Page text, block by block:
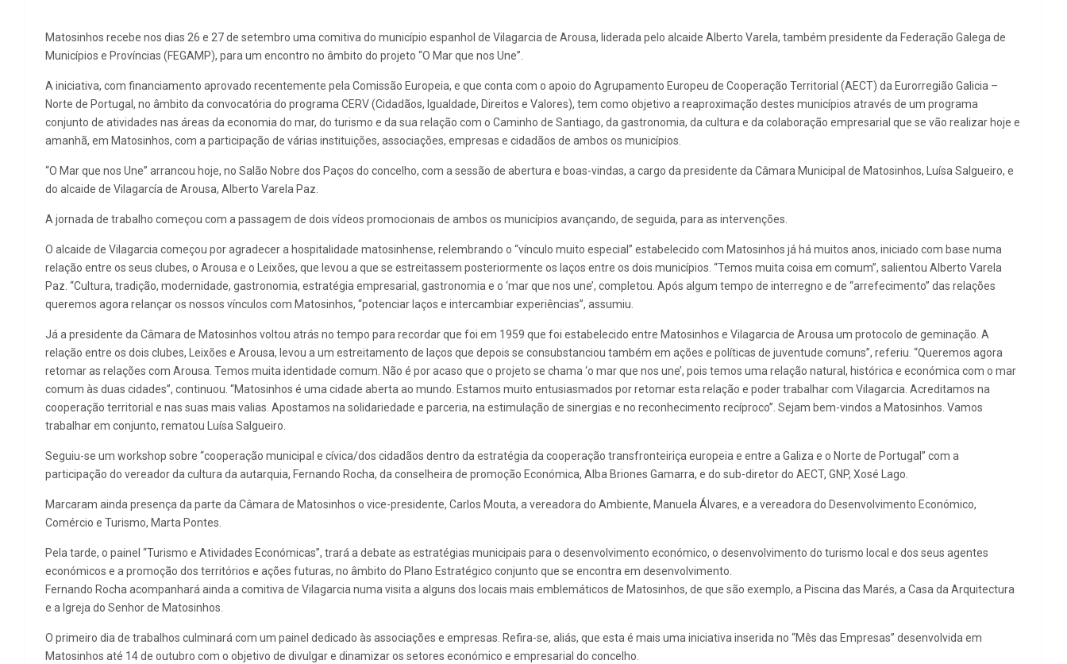
Matosinhos recebe nos dias 26 e 27 de setembro uma comitiva do município espanhol de Vilagarcia de Arousa, liderada pelo alcaide Alberto Varela, também presidente da Federação Galega de
Municípios e Províncias (FEGAMP), para um encontro no âmbito do projeto “O Mar que nos Une”.
A iniciativa, com financiamento aprovado recentemente pela Comissão Europeia, e que conta com o apoio do Agrupamento Europeu de Cooperação Territorial (AECT) da Eurorregião Galicia –
Norte de Portugal, no âmbito da convocatória do programa CERV (Cidadãos, Igualdade, Direitos e Valores), tem como objetivo a reaproximação destes municípios através de um programa
conjunto de atividades nas áreas da economia do mar, do turismo e da sua relação com o Caminho de Santiago, da gastronomia, da cultura e da colaboração empresarial que se vão realizar hoje e
amanhã, em Matosinhos, com a participação de várias instituições, associações, empresas e cidadãos de ambos os municípios.
“O Mar que nos Une” arrancou hoje, no Salão Nobre dos Paços do concelho, com a sessão de abertura e boas-vindas, a cargo da presidente da Câmara Municipal de Matosinhos, Luísa Salgueiro, e
do alcaide de Vilagarcía de Arousa, Alberto Varela Paz.
A jornada de trabalho começou com a passagem de dois vídeos promocionais de ambos os municípios avançando, de seguida, para as intervenções.
O alcaide de Vilagarcia começou por agradecer a hospitalidade matosinhense, relembrando o “vínculo muito especial” estabelecido com Matosinhos já há muitos anos, iniciado com base numa
relação entre os seus clubes, o Arousa e o Leixões, que levou a que se estreitassem posteriormente os laços entre os dois municípios. “Temos muita coisa em comum”, salientou Alberto Varela
Paz. “Cultura, tradição, modernidade, gastronomia, estratégia empresarial, gastronomia e o ‘mar que nos une’, completou. Após algum tempo de interregno e de “arrefecimento” das relações
queremos agora relançar os nossos vínculos com Matosinhos, “potenciar laços e intercambiar experiências”, assumiu.
Já a presidente da Câmara de Matosinhos voltou atrás no tempo para recordar que foi em 1959 que foi estabelecido entre Matosinhos e Vilagarcia de Arousa um protocolo de geminação. A
relação entre os dois clubes, Leixões e Arousa, levou a um estreitamento de laços que depois se consubstanciou também em ações e políticas de juventude comuns”, referiu. “Queremos agora
retomar as relações com Arousa. Temos muita identidade comum. Não é por acaso que o projeto se chama ‘o mar que nos une’, pois temos uma relação natural, histórica e económica com o mar
comum às duas cidades”, continuou. “Matosinhos é uma cidade aberta ao mundo. Estamos muito entusiasmados por retomar esta relação e poder trabalhar com Vilagarcia. Acreditamos na
cooperação territorial e nas suas mais valias. Apostamos na solidariedade e parceria, na estimulação de sinergias e no reconhecimento recíproco”. Sejam bem-vindos a Matosinhos. Vamos
trabalhar em conjunto, rematou Luísa Salgueiro.
Seguiu-se um workshop sobre “cooperação municipal e cívica/dos cidadãos dentro da estratégia da cooperação transfronteiriça europeia e entre a Galiza e o Norte de Portugal” com a
participação do vereador da cultura da autarquia, Fernando Rocha, da conselheira de promoção Económica, Alba Briones Gamarra, e do sub-diretor do AECT, GNP, Xosé Lago.
Marcaram ainda presença da parte da Câmara de Matosinhos o vice-presidente, Carlos Mouta, a vereadora do Ambiente, Manuela Álvares, e a vereadora do Desenvolvimento Económico,
Comércio e Turismo, Marta Pontes.
Pela tarde, o painel “Turismo e Atividades Económicas”, trará a debate as estratégias municipais para o desenvolvimento económico, o desenvolvimento do turismo local e dos seus agentes
económicos e a promoção dos territórios e ações futuras, no âmbito do Plano Estratégico conjunto que se encontra em desenvolvimento.
Fernando Rocha acompanhará ainda a comitiva de Vilagarcia numa visita a alguns dos locais mais emblemáticos de Matosinhos, de que são exemplo, a Piscina das Marés, a Casa da Arquitectura
e a Igreja do Senhor de Matosinhos.
O primeiro dia de trabalhos culminará com um painel dedicado às associações e empresas. Refira-se, aliás, que esta é mais uma iniciativa inserida no “Mês das Empresas” desenvolvida em
Matosinhos até 14 de outubro com o objetivo de divulgar e dinamizar os setores económico e empresarial do concelho.